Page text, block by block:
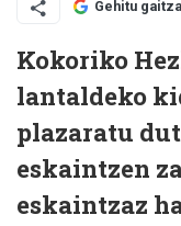
Gehitu
Kokoriko
lantaldeko
plazaratu
eskaintzen
eskaintzaz